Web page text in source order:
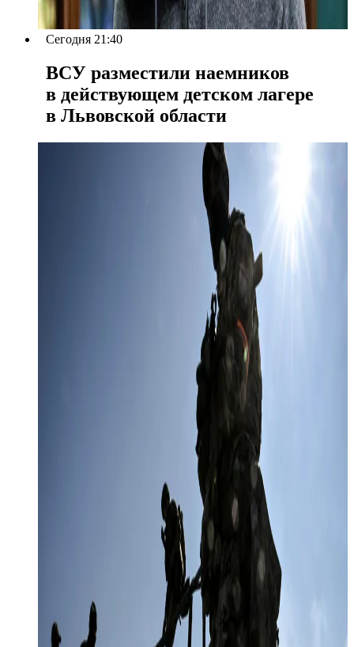
Сегодня 21:40
ВСУ разместили наемников
в действующем детском лагере
в Львовской области